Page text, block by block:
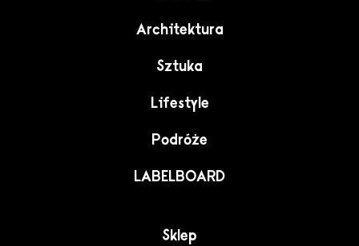
Architektura
Sztuka
Lifestyle
Podróże
LABELBOARD
Sklep